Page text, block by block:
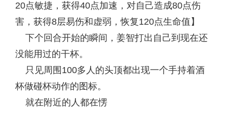
20点敏捷，获得40点加速，对自己造成80点伤
害，获得8层易伤和虚弱，恢复120点生命值】
下个回合开始的瞬间，姜智打出自己到现在还
没能用过的干杯。
只见周围100多人的头顶都出现一个手持着酒
杯做碰杯动作的图标。
就在附近的人都在愣